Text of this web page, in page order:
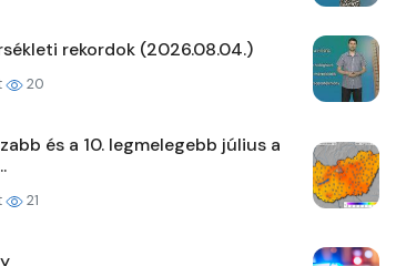
rekordok (2026.08.04.)
20
és a 10. legmelegebb július a
21